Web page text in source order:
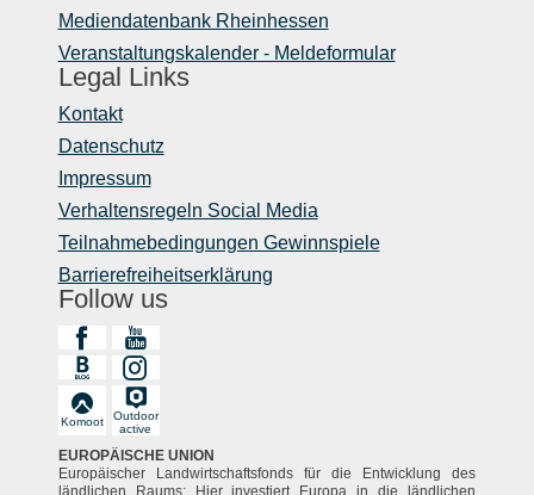
Mediendatenbank Rheinhessen
Veranstaltungskalender - Meldeformular
Legal Links
Kontakt
Datenschutz
Impressum
Verhaltensregeln Social Media
Teilnahmebedingungen Gewinnspiele
Barrierefreiheitserklärung
Follow us
Komoot
Outdoor
active
EUROPÄISCHE UNION
Europäischer Landwirtschaftsfonds für die Entwicklung des
ländlichen Raums: Hier investiert Europa in die ländlichen